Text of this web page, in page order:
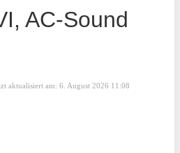
AC-Sound
aktualisiert am: 6. August 2026 11:08